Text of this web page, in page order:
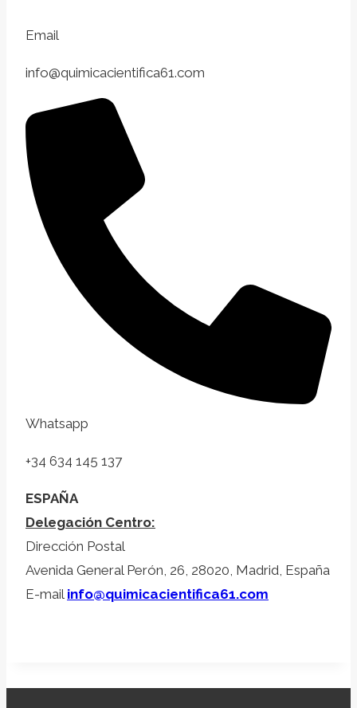
Email
info@quimicacientifica61.com
Whatsapp
+34 634 145 137
ESPAÑA
Delegación Centro:
Dirección Postal
Avenida General Perón, 26, 28020, Madrid, España
E-mail info@quimicacientifica61.com